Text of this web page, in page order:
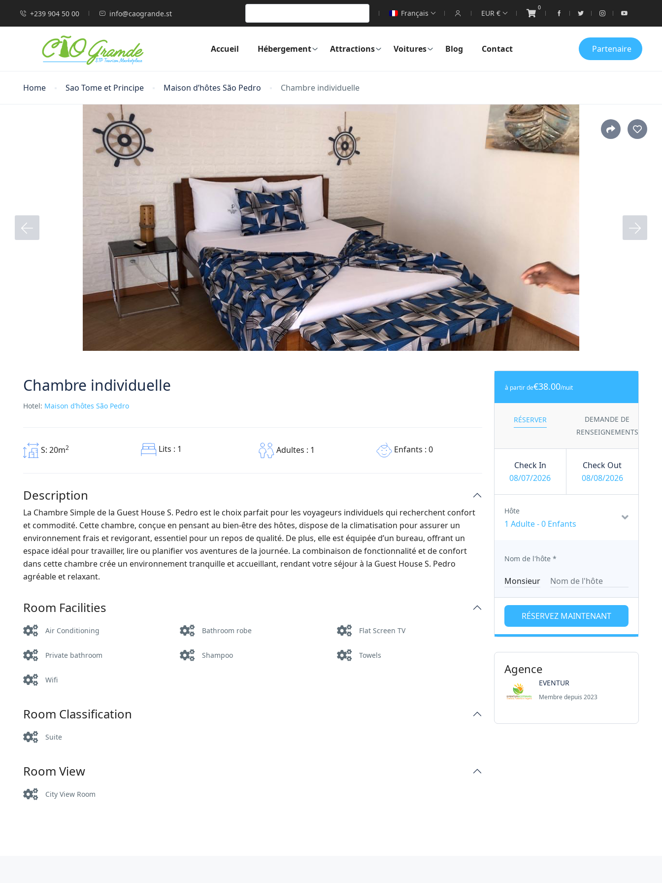
+239 904 50 00 info@caogrande.st Français EUR €
0
Accueil Hébergement Attractions Voitures Blog Contact Partenaire
Home Sao Tome et Principe Maison d’hôtes São Pedro Chambre individuelle
Chambre individuelle
Hotel: Maison d’hôtes São Pedro
S: 20m2 Lits : 1 Adultes : 1 Enfants : 0
Description
La Chambre Simple de la Guest House S. Pedro est le choix parfait pour les voyageurs individuels qui recherchent confort
et commodité. Cette chambre, conçue en pensant au bien-être des hôtes, dispose de la climatisation pour assurer un
environnement frais et revigorant, essentiel pour un repos de qualité. De plus, elle est équipée d’un bureau, offrant un
espace idéal pour travailler, lire ou planifier vos aventures de la journée. La combinaison de fonctionnalité et de confort
dans cette chambre crée un environnement tranquille et accueillant, rendant votre séjour à la Guest House S. Pedro
agréable et relaxant.
Room Facilities
Air Conditioning Bathroom robe Flat Screen TV
Private bathroom Shampoo Towels
Wifi
Room Classification
Suite
Room View
City View Room
à partir de€38.00/nuit
RÉSERVER
DEMANDE DE
RENSEIGNEMENTS
Check In
08/07/2026
Check Out
08/08/2026
Hôte
1 Adulte-0 Enfants
Nom de l'hôte *
RÉSERVEZ MAINTENANT
Agence
EVENTUR
Membre depuis 2023